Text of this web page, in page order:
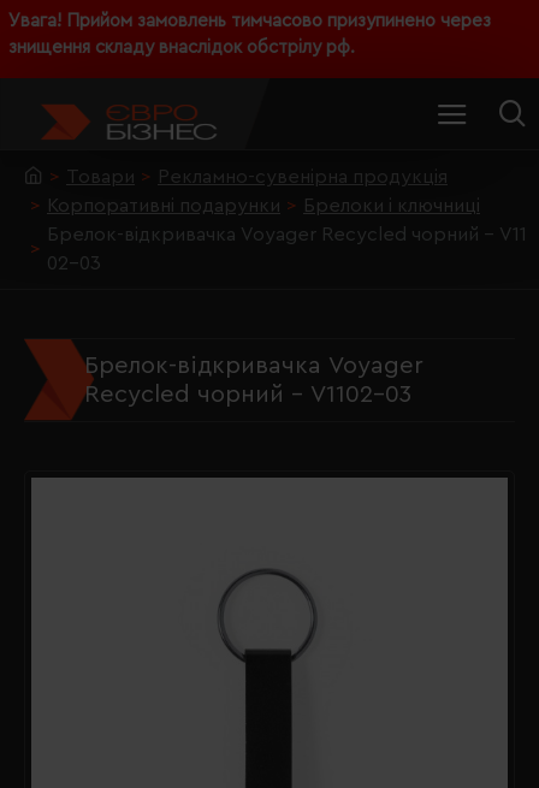
Увага! Прийом замовлень тимчасово призупинено через
знищення складу внаслідок обстрілу рф.
Товари
Рекламно-сувенірна продукція
Корпоративні подарунки
Брелоки і ключниці
Брелок-відкривачка Voyager Recycled чорний - V11
02-03
Брелок-відкривачка Voyager
Recycled чорний - V1102-03